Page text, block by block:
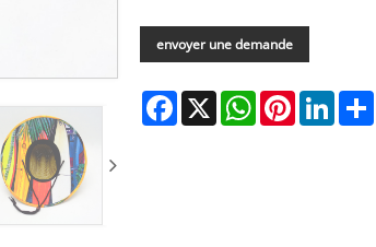
envoyer une demande
Facebook
X WhatsApp
Pinterest